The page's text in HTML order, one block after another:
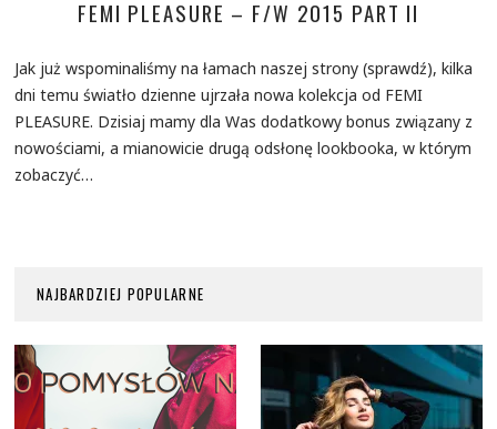
FEMI PLEASURE – F/W 2015 PART II
Jak już wspominaliśmy na łamach naszej strony (sprawdź), kilka
dni temu światło dzienne ujrzała nowa kolekcja od FEMI
PLEASURE. Dzisiaj mamy dla Was dodatkowy bonus związany z
nowościami, a mianowicie drugą odsłonę lookbooka, w którym
zobaczyć…
NAJBARDZIEJ POPULARNE